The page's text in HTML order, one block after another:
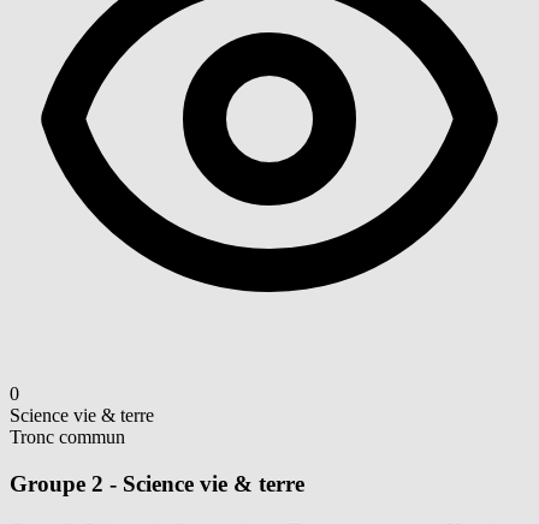
0
Science vie & terre
Tronc commun
Groupe 2 - Science vie & terre